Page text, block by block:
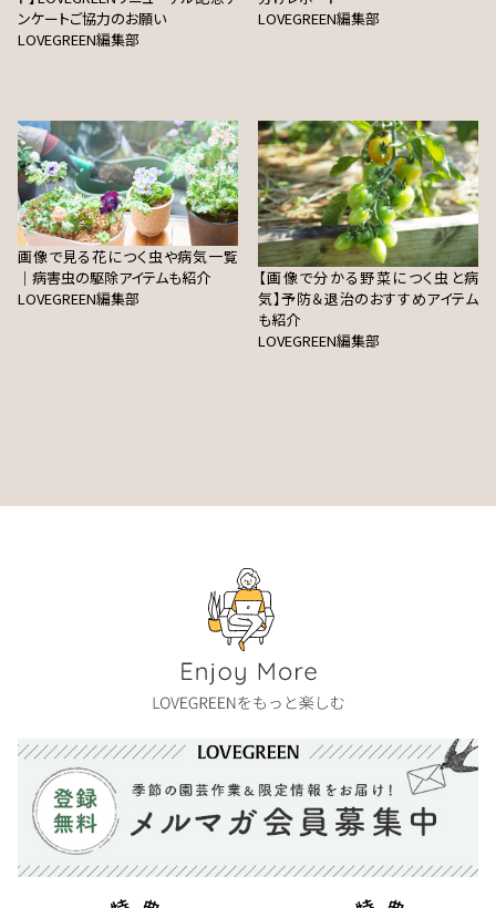
ンケートご協力のお願い
LOVEGREEN編集部
LOVEGREEN編集部
画像で見る花につく虫や病気一覧
｜病害虫の駆除アイテムも紹介
LOVEGREEN編集部
【画像で分かる野菜につく虫と病
気】予防＆退治のおすすめアイテム
も紹介
LOVEGREEN編集部